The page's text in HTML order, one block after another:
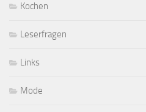
Kochen
Leserfragen
Links
Mode